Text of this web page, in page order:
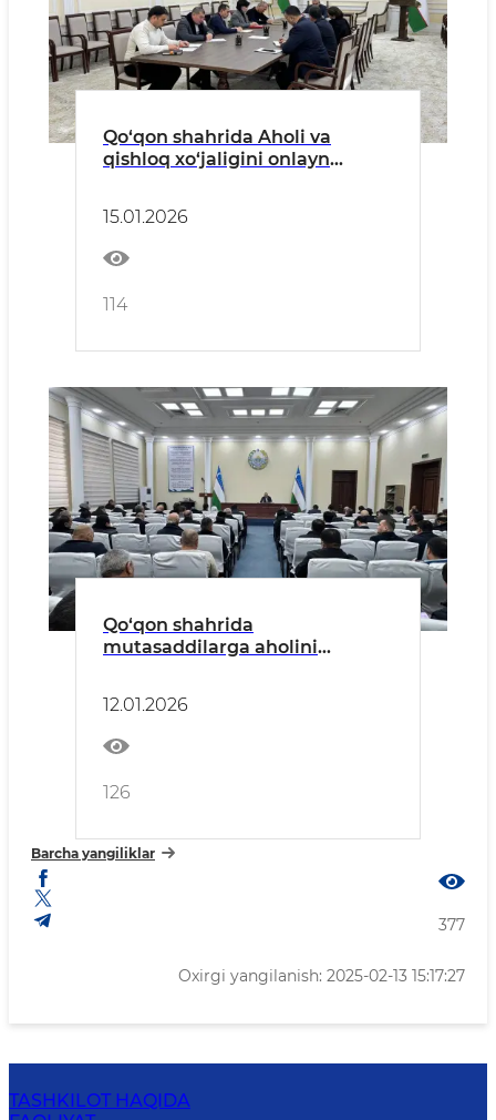
Qo‘qon shahrida Aholi va
qishloq xo‘jaligini onlayn
yuzasidan vazifalar belgilab
berildi
15.01.2026
114
Qo‘qon shahrida
mutasaddilarga aholini
yuzasidan vazifalar belgilab
berildi
12.01.2026
126
Barcha yangiliklar
377
Oxirgi yangilanish: 2025-02-13 15:17:27
TASHKILOT HAQIDA